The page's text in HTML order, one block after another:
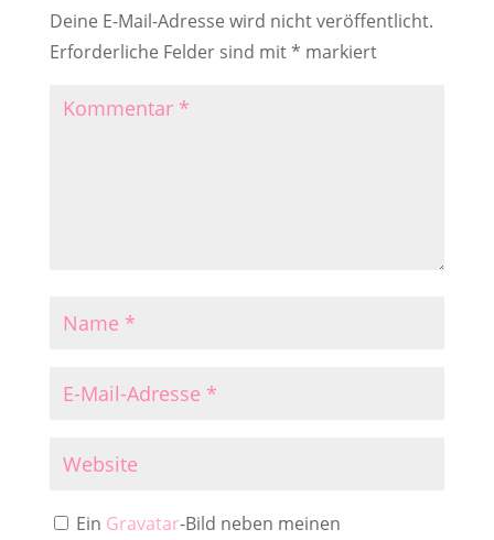
Deine E-Mail-Adresse wird nicht veröffentlicht.
Erforderliche Felder sind mit* markiert
Ein Gravatar-Bild neben meinen